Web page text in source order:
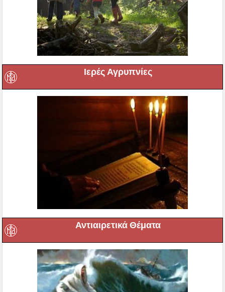
Ιερές Αγρυπνίες
Αντιαιρετικά Θέματα